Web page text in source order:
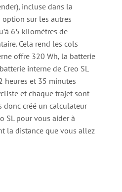
incluse dans la
option sur les autres
65 kilomètres de
Cela rend les cols
offre 320 Wh, la batterie
interne de Creo SL
heures et 35 minutes
et chaque trajet sont
donc créé un calculateur
SL pour vous aider à
la distance que vous allez